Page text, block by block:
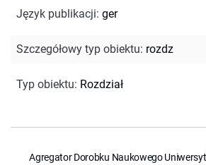
Język publikacji: ger
Szczegółowy typ obiektu: rozdz
Typ obiektu: Rozdział
Agregator Dorobku Naukowego